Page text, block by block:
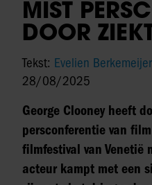
MIST
DOOR
Tekst: Evelien Berkemeijer
28/08/2025
George Clooney heeft
persconferentie van
filmfestival van Venetië
acteur kampt met een